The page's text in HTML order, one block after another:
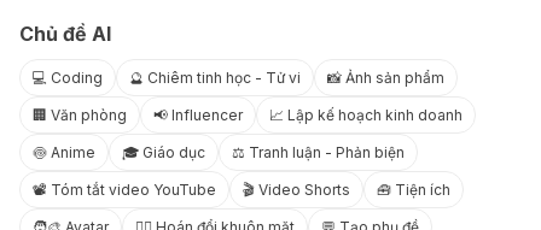
Chủ đề AI
💻 Coding 🔮 Chiêm tinh học - Tử vi 📸 Ảnh sản phẩm
🏢 Văn phòng 📢 Influencer 📈 Lập kế hoạch kinh doanh
🍥 Anime 🎓 Giáo dục ⚖️ Tranh luận - Phản biện
📽️ Tóm tắt video YouTube 🎬 Video Shorts 🧰 Tiện ích